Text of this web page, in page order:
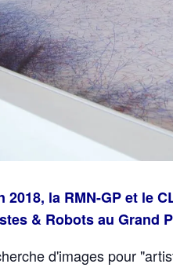
2018, la RMN-GP et le
& Robots au Grand